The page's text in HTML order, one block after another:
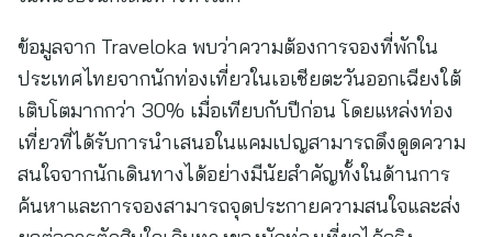
ข้อมูลจาก Traveloka พบว่าความต้องการจองที่พักใน
ประเทศไทยจากนักท่องเที่ยวในเอเชียตะวันออกเฉียงใต้
เติบโตมากกว่า 30% เมื่อเทียบกับปีก่อน โดยแหล่งท่อง
เที่ยวที่ได้รับการนำเสนอในแคมเปญสามารถดึงดูดความ
สนใจจากนักเดินทางได้อย่างมีนัยสำคัญทั้งในด้านการ
ค้นหาและการจองสามารถจุดประกายความสนใจและส่ง